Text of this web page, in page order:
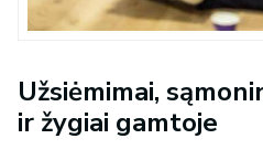
Užsiėmimai,
ir žygiai gamtoje